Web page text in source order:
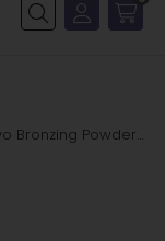
Buscar
Nee Make Up Milano Bronceador en Polvo Bronzing Powder SPF 15**